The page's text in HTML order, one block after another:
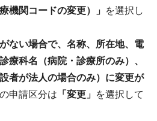
機関コードの変更）」 を選択し
ない場合で、名称、所在地、電
療科名（病院・診療所のみ）、
者が法人の場合のみ）に変更が
申請区分は 「変更」 を選択して